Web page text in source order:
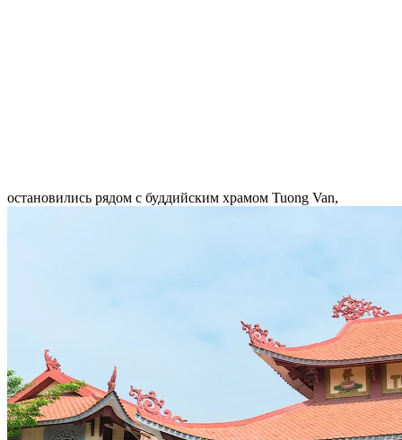
остановились рядом с буддийским храмом Tuong Van,